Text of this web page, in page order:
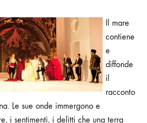
ALL’ELFO
PUCCINI
Il mare
contiene
e
diffonde
il
racconto
Le sue onde immergono e
i sentimenti, i delitti che una terra